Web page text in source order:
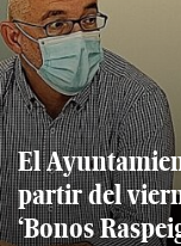
El
partir del
‘Bonos